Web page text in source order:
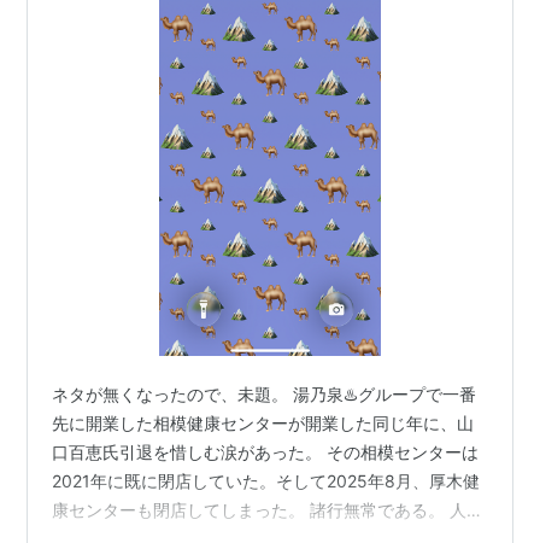
ネタが無くなったので、未題。 湯乃泉♨️グループで一番
先に開業した相模健康センターが開業した同じ年に、山
口百恵氏引退を惜しむ涙があった。 その相模センターは
2021年に既に閉店していた。そして2025年8月、厚木健
康センターも閉店してしまった。 諸行無常である。 人生